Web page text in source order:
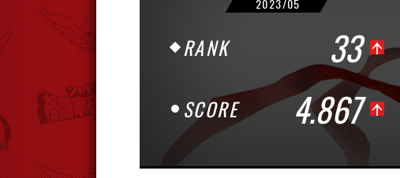
2023/05
RANK 33
SCORE 4.867